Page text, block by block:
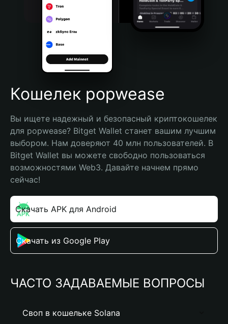
Português (Brasil)
Español (Argentina)
Кошелек popwease
Вы ищете надежный и безопасный криптокошелек
для popwease? Bitget Wallet станет вашим лучшим
выбором. Нам доверяют 40 млн пользователей. В
Bitget Wallet вы можете свободно пользоваться
возможностями Web3. Давайте начнем прямо
сейчас!
Скачать APK для Android
Скачать из Google Play
ЧАСТО ЗАДАВАЕМЫЕ ВОПРОСЫ
Своп в кошельке Solana